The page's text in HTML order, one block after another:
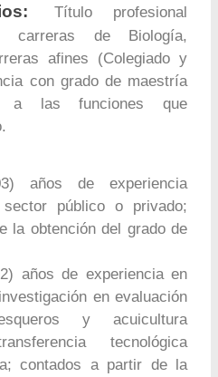
Título profesional
carreras de Biología,
afines (Colegiado y
con grado de maestría
a las funciones que
años de experiencia
público o privado;
la obtención del grado de
años de experiencia en
en evaluación
y acuicultura
tecnológica
contados a partir de la